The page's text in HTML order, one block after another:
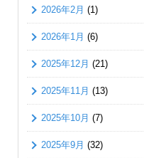
2026年2月 (1)
2026年1月 (6)
2025年12月 (21)
2025年11月 (13)
2025年10月 (7)
2025年9月 (32)